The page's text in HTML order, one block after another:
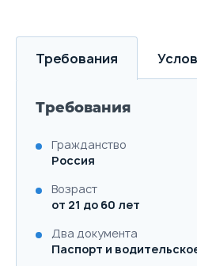
Требования
Требования
Гражданство
Россия
Возраст
от 21 до 60 лет
Два документа
Паспорт и